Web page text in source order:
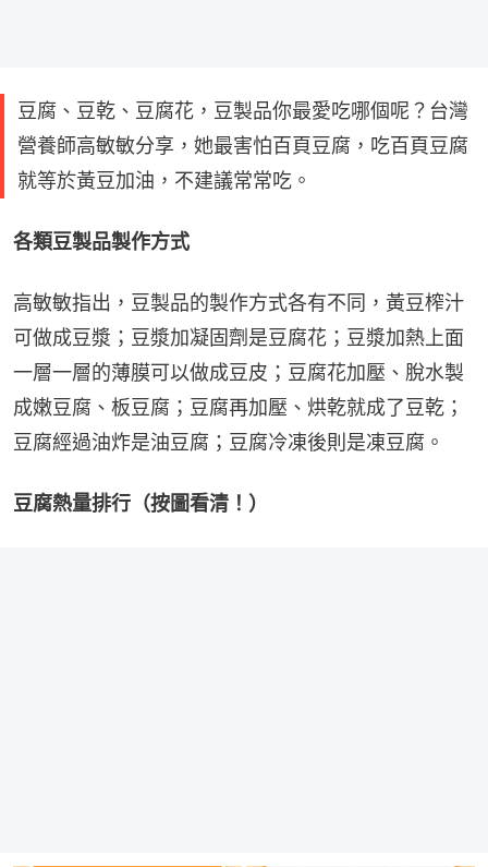
豆腐、豆乾、豆腐花，豆製品你最愛吃哪個呢？台灣
營養師高敏敏分享，她最害怕百頁豆腐，吃百頁豆腐
就等於黃豆加油，不建議常常吃。
各類豆製品製作方式
高敏敏指出，豆製品的製作方式各有不同，黃豆榨汁
可做成豆漿；豆漿加凝固劑是豆腐花；豆漿加熱上面
一層一層的薄膜可以做成豆皮；豆腐花加壓、脫水製
成嫩豆腐、板豆腐；豆腐再加壓、烘乾就成了豆乾；
豆腐經過油炸是油豆腐；豆腐冷凍後則是凍豆腐。
豆腐熱量排行（按圖看清！）